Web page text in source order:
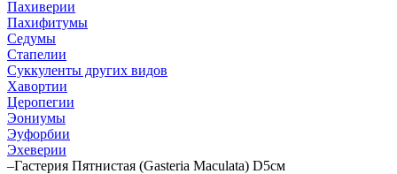
Пахиверии
Пахифитумы
Седумы
Стапелии
Суккуленты других видов
Хавортии
Церопегии
Эониумы
Эуфорбии
Эхеверии
–Гастерия Пятнистая (Gasteria Maculata) D5см